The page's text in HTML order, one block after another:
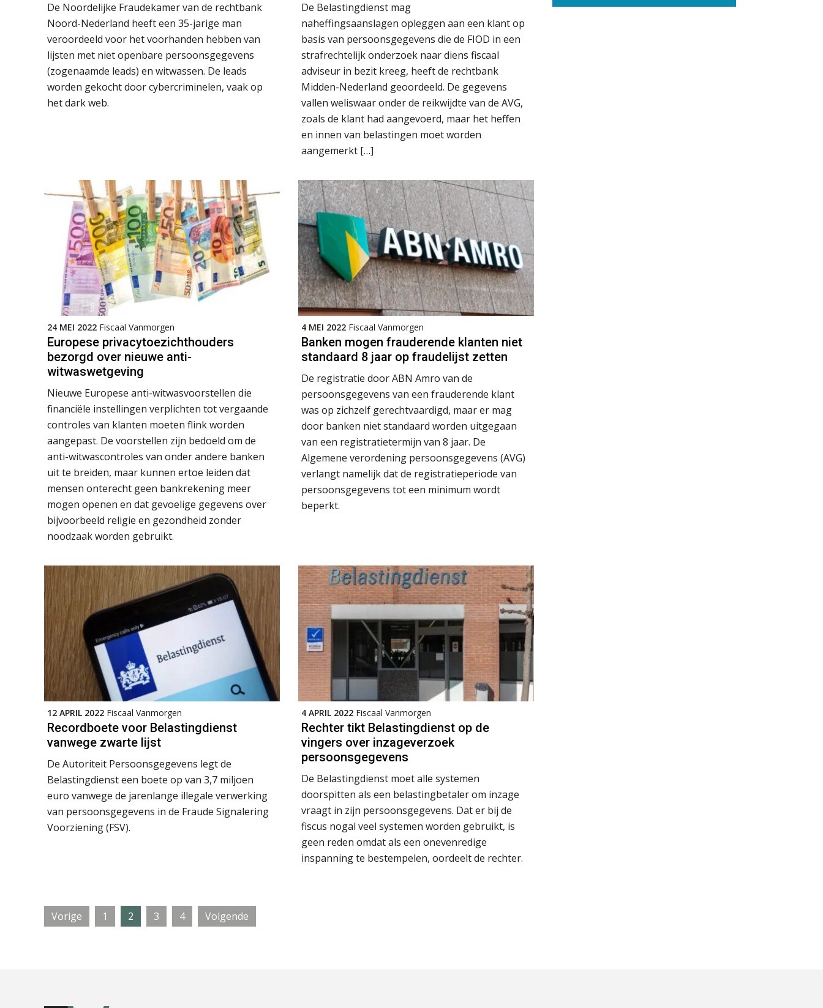
De Noordelijke Fraudekamer van de rechtbank
Noord-Nederland heeft een 35-jarige man
veroordeeld voor het voorhanden hebben van
lijsten met niet openbare persoonsgegevens
(zogenaamde leads) en witwassen. De leads
worden gekocht door cybercriminelen, vaak op
het dark web.
De Belastingdienst mag
naheffingsaanslagen opleggen aan een klant op
basis van persoonsgegevens die de FIOD in een
strafrechtelijk onderzoek naar diens fiscaal
adviseur in bezit kreeg, heeft de rechtbank
Midden-Nederland geoordeeld. De gegevens
vallen weliswaar onder de reikwijdte van de AVG,
zoals de klant had aangevoerd, maar het heffen
en innen van belastingen moet worden
aangemerkt […]
24 MEI 2022 Fiscaal Vanmorgen
Europese privacytoezichthouders
bezorgd over nieuwe anti-
witwaswetgeving
Nieuwe Europese anti-witwasvoorstellen die
financiële instellingen verplichten tot vergaande
controles van klanten moeten flink worden
aangepast. De voorstellen zijn bedoeld om de
anti-witwascontroles van onder andere banken
uit te breiden, maar kunnen ertoe leiden dat
mensen onterecht geen bankrekening meer
mogen openen en dat gevoelige gegevens over
bijvoorbeeld religie en gezondheid zonder
noodzaak worden gebruikt.
4 MEI 2022 Fiscaal Vanmorgen
Banken mogen frauderende klanten niet
standaard 8 jaar op fraudelijst zetten
De registratie door ABN Amro van de
persoonsgegevens van een frauderende klant
was op zichzelf gerechtvaardigd, maar er mag
door banken niet standaard worden uitgegaan
van een registratietermijn van 8 jaar. De
Algemene verordening persoonsgegevens (AVG)
verlangt namelijk dat de registratieperiode van
persoonsgegevens tot een minimum wordt
beperkt.
12 APRIL 2022 Fiscaal Vanmorgen
Recordboete voor Belastingdienst
vanwege zwarte lijst
De Autoriteit Persoonsgegevens legt de
Belastingdienst een boete op van 3,7 miljoen
euro vanwege de jarenlange illegale verwerking
van persoonsgegevens in de Fraude Signalering
Voorziening (FSV).
4 APRIL 2022 Fiscaal Vanmorgen
Rechter tikt Belastingdienst op de
vingers over inzageverzoek
persoonsgegevens
De Belastingdienst moet alle systemen
doorspitten als een belastingbetaler om inzage
vraagt in zijn persoonsgegevens. Dat er bij de
fiscus nogal veel systemen worden gebruikt, is
geen reden omdat als een onevenredige
inspanning te bestempelen, oordeelt de rechter.
Vorige Pagina
1 Pagina
2 Pagina
3 Pagina
4 Volgende